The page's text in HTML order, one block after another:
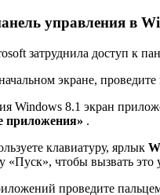
управления в
затруднила доступ к
экране,
Windows 8.1 экран
приложения» .
клавиатуру, ярлык
чтобы вызвать это
проведите